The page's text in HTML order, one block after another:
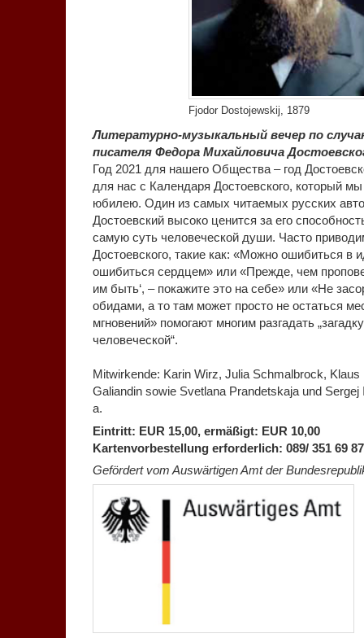
Fjodor Dostojewskij, 1879
Литературно-музыкальный вечер по
писателя Федора Михайловича
Год 2021 для нашего Общества – год
для нас с Календаря Достоевского, который мы
юбилею. Один из самых читаемых русских
Достоевский высоко ценится за его
самую суть человеческой души. Часто
Достоевского, такие как: «Можно ошибиться в
ошибиться сердцем» или «Прежде, чем
им быть‘, – покажите это на себе» или «Не
обидами, а то там может просто не остаться
мгновений» помогают многим разгадать
человеческой“.
Mitwirkende: Karin Wirz, Julia Schmalbrock, Klaus
Galiandin sowie Svetlana Prandetskaja und
a.
Eintritt: EUR 15,00, ermäßigt: EUR 10,00
Kartenvorbestellung erforderlich: 089/ 351 69 87
Gefördert vom Auswärtigen Amt der